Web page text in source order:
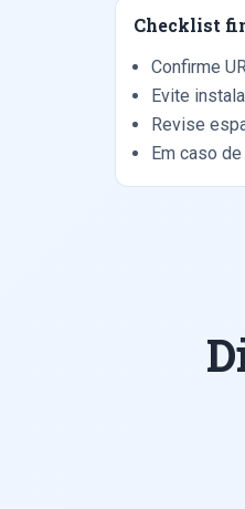
Checklist
Confirme
Evite
Revise
Em caso